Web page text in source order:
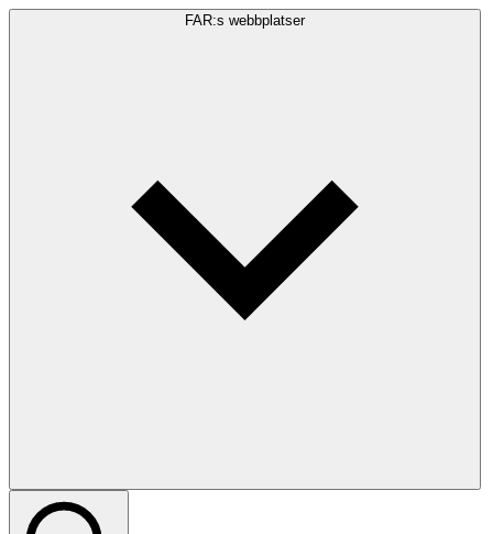
FAR:s webbplatser